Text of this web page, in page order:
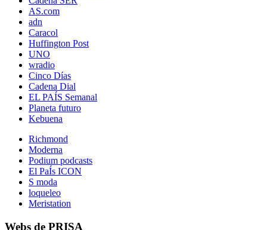
AS.com
adn
Caracol
Huffington Post
UNO
wradio
Cinco Días
Cadena Dial
EL PAÍS Semanal
Planeta futuro
Kebuena
Richmond
Moderna
Podium podcasts
El PaÍs ICON
S moda
loqueleo
Meristation
Webs de PRISA